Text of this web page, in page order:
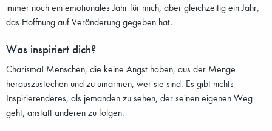
immer noch ein emotionales Jahr für mich, aber gleichzeitig ein Jahr,
das Hoffnung auf Veränderung gegeben hat.
Was inspiriert dich?
Charisma! Menschen, die keine Angst haben, aus der Menge
herauszustechen und zu umarmen, wer sie sind. Es gibt nichts
Inspirierenderes, als jemanden zu sehen, der seinen eigenen Weg
geht, anstatt anderen zu folgen.